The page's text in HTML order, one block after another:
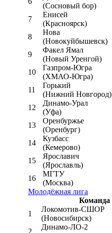
(Сосновый бор)
7
Енисей
(Красноярск)
8
Нова
(Новокуйбышевск)
9
Факел Ямал
(Новый Уренгой)
10
Газпром-Югра
(ХМАО-Югра)
11
Горький
(Нижний Новгород)
12
Динамо-Урал
(Уфа)
13
Оренбуржье
(Оренбург)
14
Кузбасс
(Кемерово)
15
Ярославич
(Ярославль)
16
МГТУ
(Москва)
Молодёжная лига
Команда
1
Локомотив-CШОР
(Новосибирск)
2
Динамо-ЛО-2